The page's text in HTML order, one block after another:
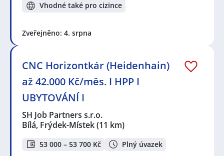
Vhodné také pro cizince
Zveřejněno: 4. srpna
CNC Horizontkár (Heidenhain)
až 42.000 Kč/měs. I HPP I
UBYTOVÁNÍ I
SH Job Partners s.r.o.
Bílá, Frýdek-Místek(11 km)
53 000 – 53 700 Kč Plný úvazek